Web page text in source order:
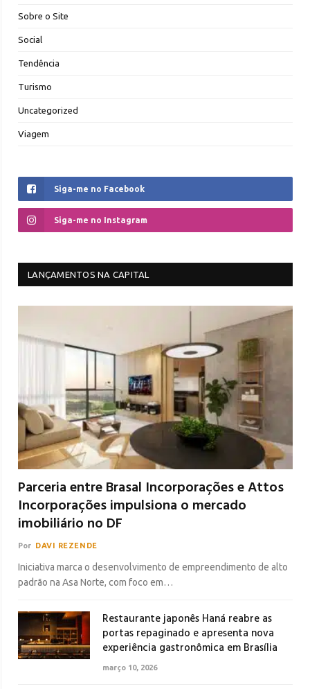
Sobre o Site
Social
Tendência
Turismo
Uncategorized
Viagem
Siga-me no Facebook
Siga-me no Instagram
LANÇAMENTOS NA CAPITAL
Parceria entre Brasal Incorporações e Attos
Incorporações impulsiona o mercado
imobiliário no DF
Por DAVI REZENDE
Iniciativa marca o desenvolvimento de empreendimento de alto
padrão na Asa Norte, com foco em…
Restaurante japonês Haná reabre as
portas repaginado e apresenta nova
experiência gastronômica em Brasília
março 10, 2026